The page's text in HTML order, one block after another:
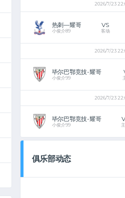
2026/7/23
热刺—耀哥
小俊介89
VS
客场
2026/7/23
毕尔巴鄂竞技-耀哥
小俊介99
2026/7/23
毕尔巴鄂竞技-耀哥
小俊介99
俱乐部动态